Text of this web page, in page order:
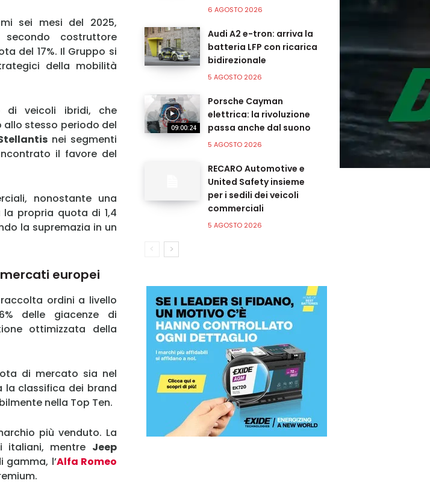
sei mesi del 2025,
costruttore
del 17%. Il Gruppo si
della mobilità
di veicoli ibridi, che
stesso periodo del
nei segmenti
il favore del
nonostante una
la propria quota di 1,4
la supremazia in un
europei
ordini a livello
delle giacenze di
ottimizzata della
di mercato sia nel
la classifica dei brand
nella Top Ten.
più venduto. La
italiani, mentre Jeep
gamma, l’Alfa Romeo
6 AGOSTO 2026
Audi A2 e-tron: arriva la
batteria LFP con ricarica
bidirezionale
5 AGOSTO 2026
09:00:24
Porsche Cayman
elettrica: la rivoluzione
passa anche dal suono
5 AGOSTO 2026
RECARO Automotive e
United Safety insieme
per i sedili dei veicoli
commerciali
5 AGOSTO 2026